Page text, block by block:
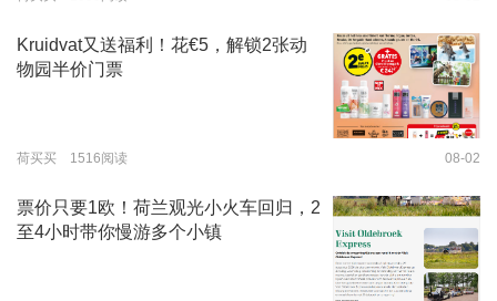
Kruidvat又送福利！花€5，解锁2张动
物园半价门票
荷买买 1516阅读 08-02
票价只要1欧！荷兰观光小火车回归，2
至4小时带你慢游多个小镇